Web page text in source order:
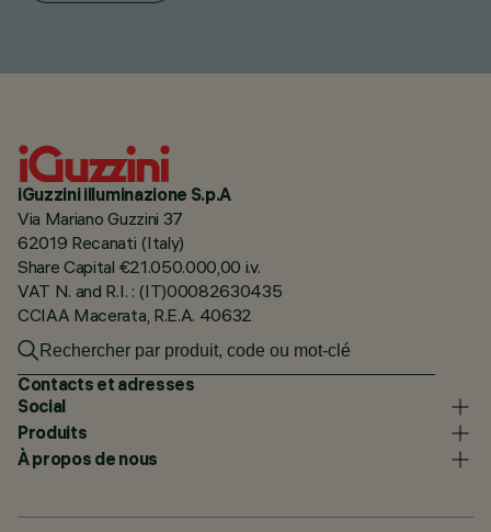
iGuzzini illuminazione S.p.A
Via Mariano Guzzini 37
62019 Recanati (Italy)
Share Capital €21.050.000,00 i.v.
VAT N. and R.I. : (IT)00082630435
CCIAA Macerata, R.E.A. 40632
Contacts et adresses
Social
Produits
À propos de nous